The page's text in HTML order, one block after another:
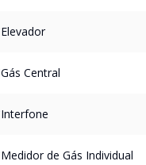
Elevador
Gás Central
Interfone
Medidor de Gás Individual